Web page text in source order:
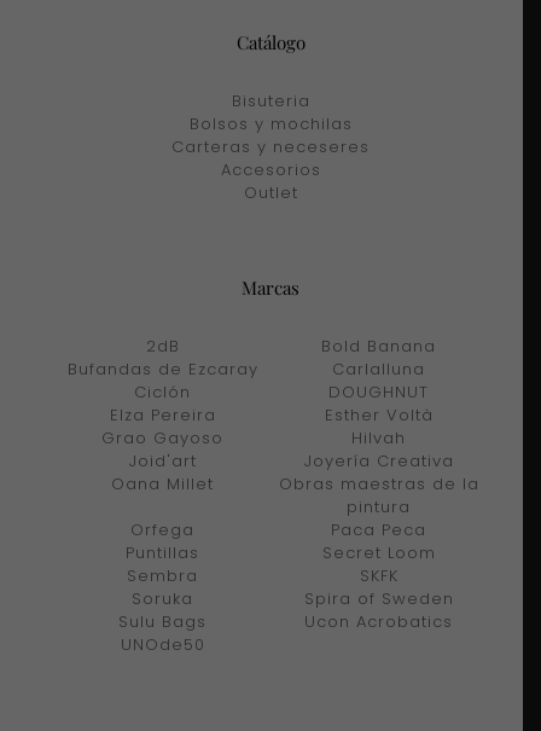
Catálogo
Bisuteria
Bolsos y mochilas
Carteras y neceseres
Accesorios
Outlet
Marcas
2dB
Bold Banana
Bufandas de Ezcaray
Carlalluna
Ciclón
DOUGHNUT
Elza Pereira
Esther Voltà
Grao Gayoso
Hilvah
Joid'art
Joyería Creativa
Oana Millet
Obras maestras de la
pintura
Orfega
Paca Peca
Puntillas
Secret Loom
Sembra
SKFK
Soruka
Spira of Sweden
Sulu Bags
Ucon Acrobatics
UNOde50